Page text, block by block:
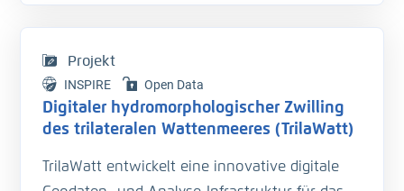
der Entwässerung des Hinterlandes führt. Das
Kooperationsprojekt „Zukunft Eider“ wurde
geschaffen um Vorarbeiten zu leisten, welche
Anpassungen und Erweiterungen der
Projekt
INSPIRE Open Data
Digitaler hydromorphologischer Zwilling
des trilateralen Wattenmeeres (TrilaWatt)
TrilaWatt entwickelt eine innovative digitale